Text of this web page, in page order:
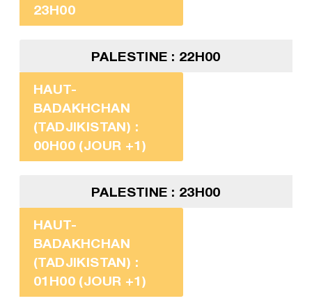
23H00
PALESTINE : 22H00
HAUT-
BADAKHCHAN
(TADJIKISTAN) :
00H00 (JOUR +1)
PALESTINE : 23H00
HAUT-
BADAKHCHAN
(TADJIKISTAN) :
01H00 (JOUR +1)